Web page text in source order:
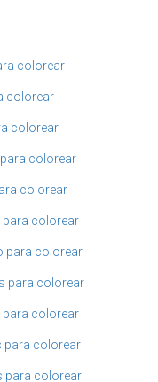
colorear
colorear
colorear
colorear
colorear
para colorear
para colorear
para colorear
para colorear
para colorear
para colorear